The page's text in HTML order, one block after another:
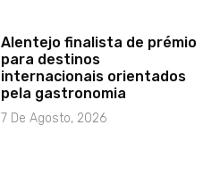
Alentejo finalista de prémio
para destinos
internacionais orientados
pela gastronomia
7 De Agosto, 2026